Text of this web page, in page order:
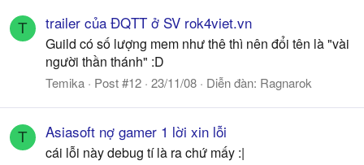
T trailer của ĐQTT ở SV rok4viet.vn
Guild có số lượng mem như thê thì nên đổi tên là "vài
người thần thánh" :D
Temika Post #12 23/11/08 Diễn đàn: Ragnarok
T Asiasoft nợ gamer 1 lời xin lỗi
cái lỗi này debug tí là ra chứ mấy :|